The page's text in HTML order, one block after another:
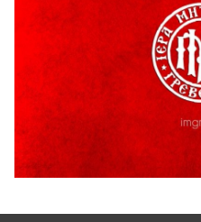
H παραδοχή λαθών είναι
5 Αυγούστου 2026
Ο ΑΝΔΡΕΑΣ ΑΣΛΑΝΙΔΗΣ
ΓΡΕΒΕΝΩΝ
5 Αυγούστου 2026
Ευχαριστήριο
Παρασχάκη Αθανάσιο
Διακοπή υδροδότησης